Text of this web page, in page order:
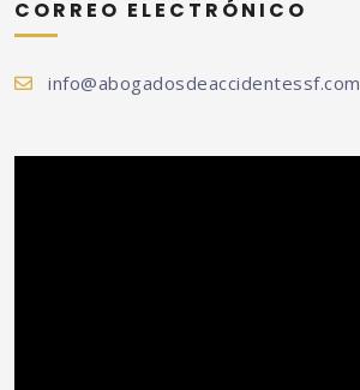
CORREO ELECTRÓNICO
info@abogadosdeaccidentessf.com